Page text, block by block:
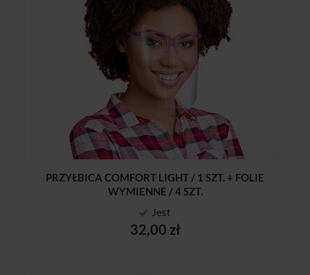
PRZYŁBICA COMFORT LIGHT / 1 SZT. + FOLIE
WYMIENNE / 4 SZT.
Jest
32,00 zł